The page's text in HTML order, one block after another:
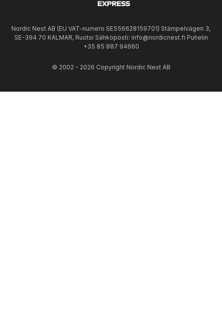
Nordic Nest AB (EU VAT-numero SE556628159701) Stämpelvägen 3,
SE-394 70 KALMAR, Ruotsi Sähköposti: info@nordicnest.fi Puhelin
+35 85 887 94660
© 2002 - 2026 Copyright Nordic Nest AB